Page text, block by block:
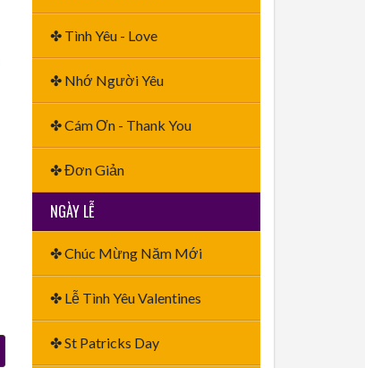
✤ Tình Yêu - Love
✤ Nhớ Người Yêu
✤ Cám Ơn - Thank You
✤ Đơn Giản
NGÀY LỄ
✤ Chúc Mừng Năm Mới
✤ Lễ Tình Yêu Valentines
✤ St Patricks Day